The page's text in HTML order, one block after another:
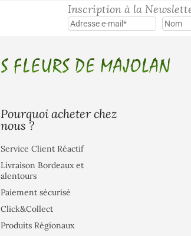
Inscription à la
Pourquoi acheter chez
nous ?
Service Client Réactif
Livraison Bordeaux et
alentours
Paiement sécurisé
Click&Collect
Produits Régionaux